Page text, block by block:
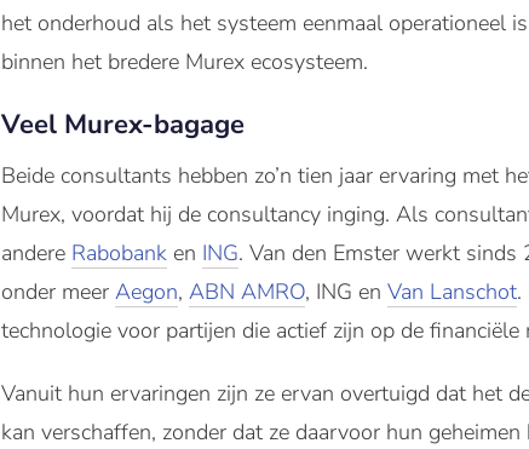
het onderhoud als het systeem eenmaal operationeel
binnen het bredere Murex ecosysteem.
Veel Murex-bagage
Beide consultants hebben zo’n tien jaar ervaring met
Murex, voordat hij de consultancy inging. Als
andere Rabobank en ING. Van den Emster werkt
onder meer Aegon, ABN AMRO, ING en Van Lanschot.
technologie voor partijen die actief zijn op de
Vanuit hun ervaringen zijn ze ervan overtuigd dat het
kan verschaffen, zonder dat ze daarvoor hun